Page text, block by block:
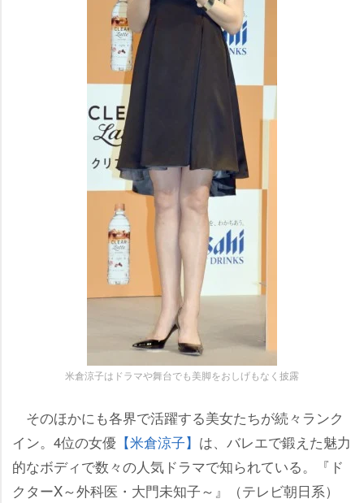
米倉涼子はドラマや舞台でも美脚をおしげもなく披露
そのほかにも各界で活躍する美女たちが続々ランク
イン。4位の女優 【米倉涼子】 は、バレエで鍛えた魅力
的なボディで数々の人気ドラマで知られている。『ド
クターX～外科医・大門未知子～』（テレビ朝日系）